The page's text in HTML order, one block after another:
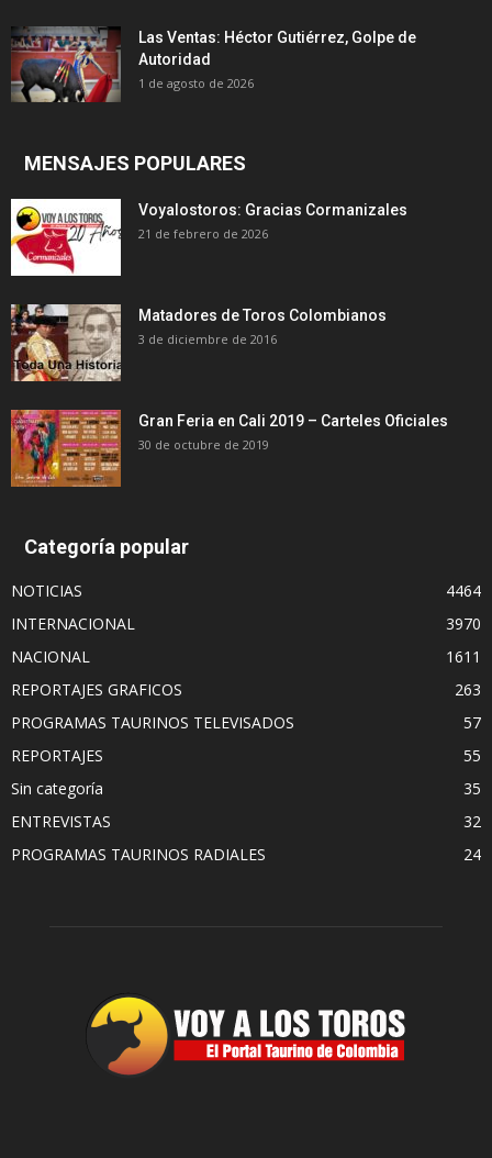
Las Ventas: Héctor Gutiérrez, Golpe de
Autoridad
1 de agosto de 2026
MENSAJES POPULARES
Voyalostoros: Gracias Cormanizales
21 de febrero de 2026
Matadores de Toros Colombianos
3 de diciembre de 2016
Gran Feria en Cali 2019 – Carteles Oficiales
30 de octubre de 2019
Categoría popular
NOTICIAS
4464
INTERNACIONAL
3970
NACIONAL
1611
REPORTAJES GRAFICOS
263
PROGRAMAS TAURINOS TELEVISADOS
57
REPORTAJES
55
Sin categoría
35
ENTREVISTAS
32
PROGRAMAS TAURINOS RADIALES
24